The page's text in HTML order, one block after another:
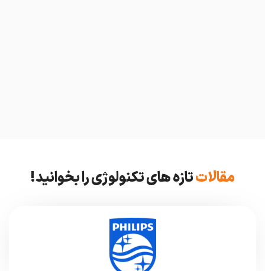
مقالاتتازه های تکنولوژی را بخوانید!